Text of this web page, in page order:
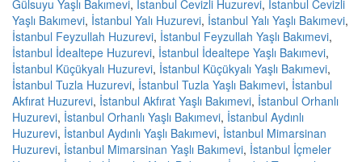
Gülsuyu Yaşlı Bakımevi, İstanbul Cevizli Huzurevi, İstanbul Cevizli
Yaşlı Bakımevi, İstanbul Yalı Huzurevi, İstanbul Yalı Yaşlı Bakımevi,
İstanbul Feyzullah Huzurevi, İstanbul Feyzullah Yaşlı Bakımevi,
İstanbul İdealtepe Huzurevi, İstanbul İdealtepe Yaşlı Bakımevi,
İstanbul Küçükyalı Huzurevi, İstanbul Küçükyalı Yaşlı Bakımevi,
İstanbul Tuzla Huzurevi, İstanbul Tuzla Yaşlı Bakımevi, İstanbul
Akfırat Huzurevi, İstanbul Akfırat Yaşlı Bakımevi, İstanbul Orhanlı
Huzurevi, İstanbul Orhanlı Yaşlı Bakımevi, İstanbul Aydınlı
Huzurevi, İstanbul Aydınlı Yaşlı Bakımevi, İstanbul Mimarsinan
Huzurevi, İstanbul Mimarsinan Yaşlı Bakımevi, İstanbul İçmeler